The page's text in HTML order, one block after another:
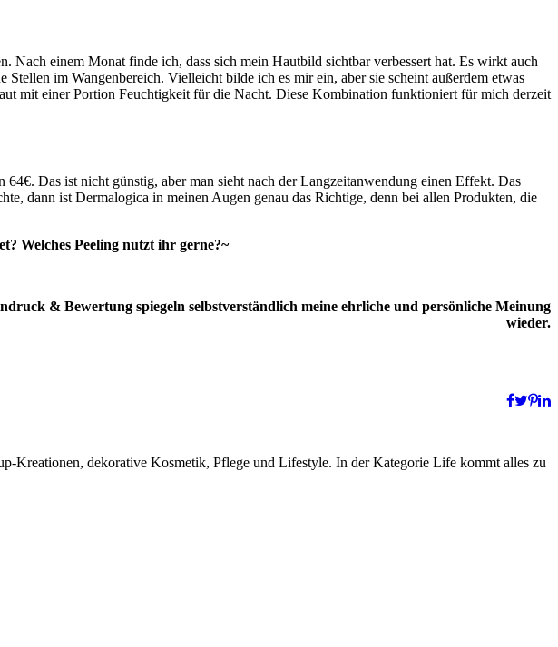
einem Monat finde ich, dass sich mein Hautbild sichtbar verbessert hat. Es wirkt auch
im Wangenbereich. Vielleicht bilde ich es mir ein, aber sie scheint außerdem etwas
mit einer Portion Feuchtigkeit für die Nacht. Diese Kombination funktioniert für mich derzeit
Das ist nicht günstig, aber man sieht nach der Langzeitanwendung einen Effekt. Das
dann ist Dermalogica in meinen Augen genau das Richtige, denn bei allen Produkten, die
Welches Peeling nutzt ihr gerne?~
& Bewertung spiegeln selbstverständlich meine ehrliche und persönliche Meinung
wieder.
Kreationen, dekorative Kosmetik, Pflege und Lifestyle. In der Kategorie Life kommt alles zu